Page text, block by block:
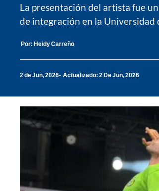
La presentación del artista fue
de integración en la Universidad
Por: Heidy Carreño
2 de Jun, 2026 Actualizado: 2 De Jun, 2026